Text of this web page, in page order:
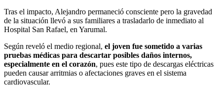
Tras el impacto, Alejandro permaneció consciente pero la gravedad
de la situación llevó a sus familiares a trasladarlo de inmediato al
Hospital San Rafael, en Yarumal.
Según reveló el medio regional, el joven fue sometido a varias
pruebas médicas para descartar posibles daños internos,
especialmente en el corazón, pues este tipo de descargas eléctricas
pueden causar arritmias o afectaciones graves en el sistema
cardiovascular.